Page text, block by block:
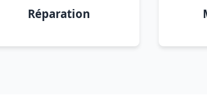
Réparation